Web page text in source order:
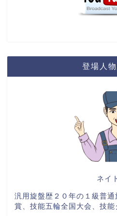
登場人
ネイ
汎用旋盤歴２０年の１級普
賞、技能五輪全国大会、技能